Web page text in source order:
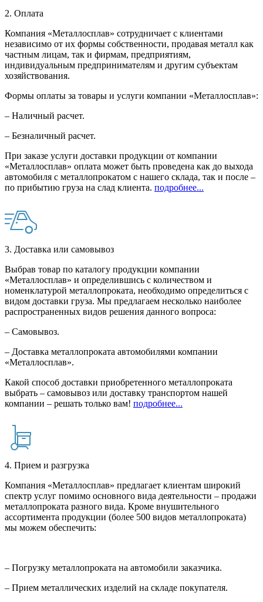
2. Оплата
Компания «Металлосплав» сотрудничает с клиентами
независимо от их формы собственности, продавая металл как
частным лицам, так и фирмам, предприятиям,
индивидуальным предпринимателям и другим субъектам
хозяйствования.
Формы оплаты за товары и услуги компании «Металлосплав»:
– Наличный расчет.
– Безналичный расчет.
При заказе услуги доставки продукции от компании
«Металлосплав» оплата может быть проведена как до выхода
автомобиля с металлопрокатом с нашего склада, так и после –
по прибытию груза на слад клиента. подробнее...
3. Доставка или самовывоз
Выбрав товар по каталогу продукции компании
«Металлосплав» и определившись с количеством и
номенклатурой металлопроката, необходимо определиться с
видом доставки груза. Мы предлагаем несколько наиболее
распространенных видов решения данного вопроса:
– Самовывоз.
– Доставка металлопроката автомобилями компании
«Металлосплав».
Какой способ доставки приобретенного металлопроката
выбрать – самовывоз или доставку транспортом нашей
компании – решать только вам! подробнее...
4. Прием и разгрузка
Компания «Металлосплав» предлагает клиентам широкий
спектр услуг помимо основного вида деятельности – продажи
металлопроката разного вида. Кроме внушительного
ассортимента продукции (более 500 видов металлопроката)
мы можем обеспечить:
– Погрузку металлопроката на автомобили заказчика.
– Прием металлических изделий на складе покупателя.